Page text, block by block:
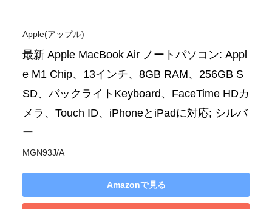
Apple(アップル)
最新 Apple MacBook Air ノートパソコン: Appl
e M1 Chip、13インチ、8GB RAM、256GB S
SD、バックライトKeyboard、FaceTime HDカ
メラ、Touch ID、iPhoneとiPadに対応; シルバ
ー
MGN93J/A
Amazonで見る